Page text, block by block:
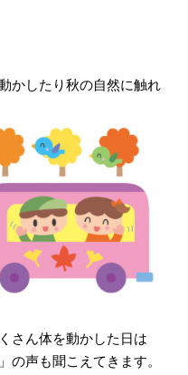
かしたり秋の自然に触れ
さん体を動かした日は
の声も聞こえてきます。